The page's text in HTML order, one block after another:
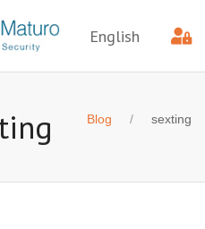
English
Blog sexting